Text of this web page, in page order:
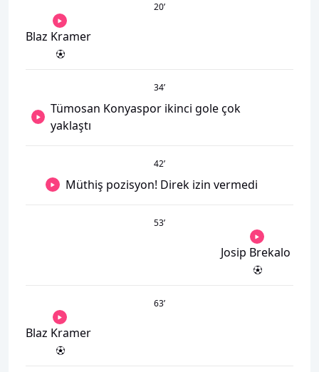
20’
Blaz Kramer
34’
Tümosan Konyaspor ikinci gole çok
yaklaştı
42’
Müthiş pozisyon! Direk izin vermedi
53’
Josip Brekalo
63’
Blaz Kramer